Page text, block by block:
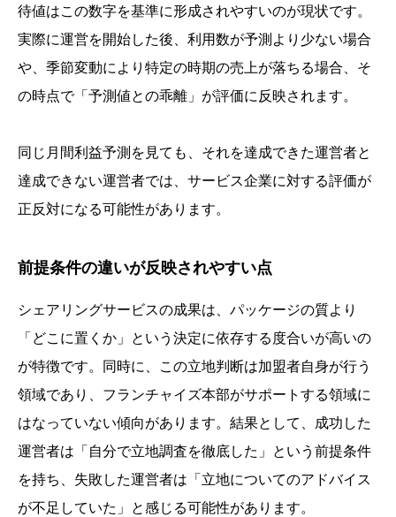
待値はこの数字を基準に形成されやすいのが現状です。
実際に運営を開始した後、利用数が予測より少ない場合
や、季節変動により特定の時期の売上が落ちる場合、そ
の時点で「予測値との乖離」が評価に反映されます。
同じ月間利益予測を見ても、それを達成できた運営者と
達成できない運営者では、サービス企業に対する評価が
正反対になる可能性があります。
前提条件の違いが反映されやすい点
シェアリングサービスの成果は、パッケージの質より
「どこに置くか」という決定に依存する度合いが高いの
が特徴です。同時に、この立地判断は加盟者自身が行う
領域であり、フランチャイズ本部がサポートする領域に
はなっていない傾向があります。結果として、成功した
運営者は「自分で立地調査を徹底した」という前提条件
を持ち、失敗した運営者は「立地についてのアドバイス
が不足していた」と感じる可能性があります。